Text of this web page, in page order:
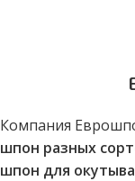
ИЗ
ДРЕВЕСИНЫ
Посмотреть
Компания
шпон разных
шпон для